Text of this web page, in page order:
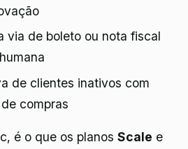
via de boleto ou nota fiscal
de clientes inativos com
compras
é o que os planos Scale e